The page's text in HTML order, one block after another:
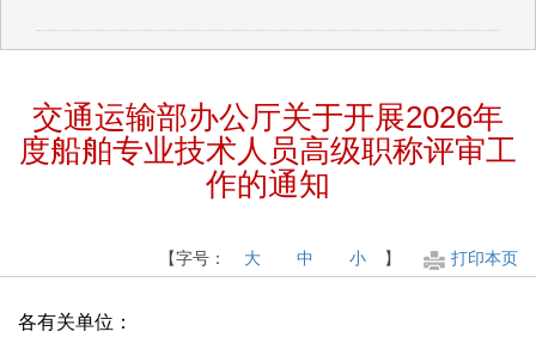
交通运输部办公厅关于开展2026年
度船舶专业技术人员高级职称评审工
作的通知
【字号： 大 中 小 】 打印本页
各有关单位：